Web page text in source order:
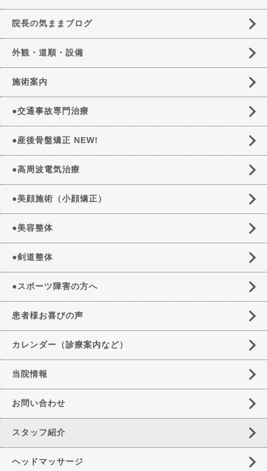
院長の気ままブログ
外観・道順・設備
施術案内
●交通事故専門治療
●産後骨盤矯正 NEW!
●高周波電気治療
●美顔施術（小顔矯正）
●美容整体
●剣道整体
●スポーツ障害の方へ
患者様お喜びの声
カレンダー（診療案内など）
当院情報
お問い合わせ
スタッフ紹介
ヘッドマッサージ